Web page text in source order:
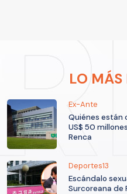
LO MÁS
Ex-Ante
Quiénes están
US$ 50
Renca
Deportes13
Escándalo
Surcoreana de